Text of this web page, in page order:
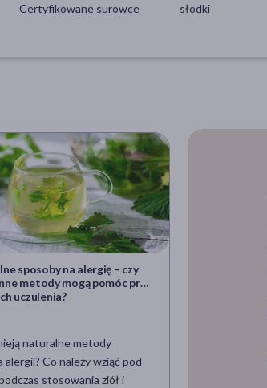
Certyfikowane surowce słodki
sposoby na alergię – czy
metody mogą pomóc przy
uczulenia?
naturalne metody
alergii? Co należy wziąć pod
stosowania ziół i